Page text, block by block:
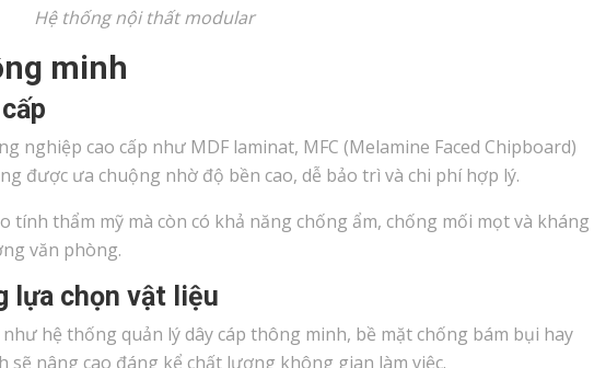
Hệ thống nội thất modular
minh
nghiệp cao cấp như MDF laminat, MFC (Melamine Faced Chipboard)
được ưa chuộng nhờ độ bền cao, dễ bảo trì và chi phí hợp lý.
tính thẩm mỹ mà còn có khả năng chống ẩm, chống mối mọt và kháng
văn phòng.
lựa chọn vật liệu
hệ thống quản lý dây cáp thông minh, bề mặt chống bám bụi hay
nâng cao đáng kể chất lượng không gian làm việc.